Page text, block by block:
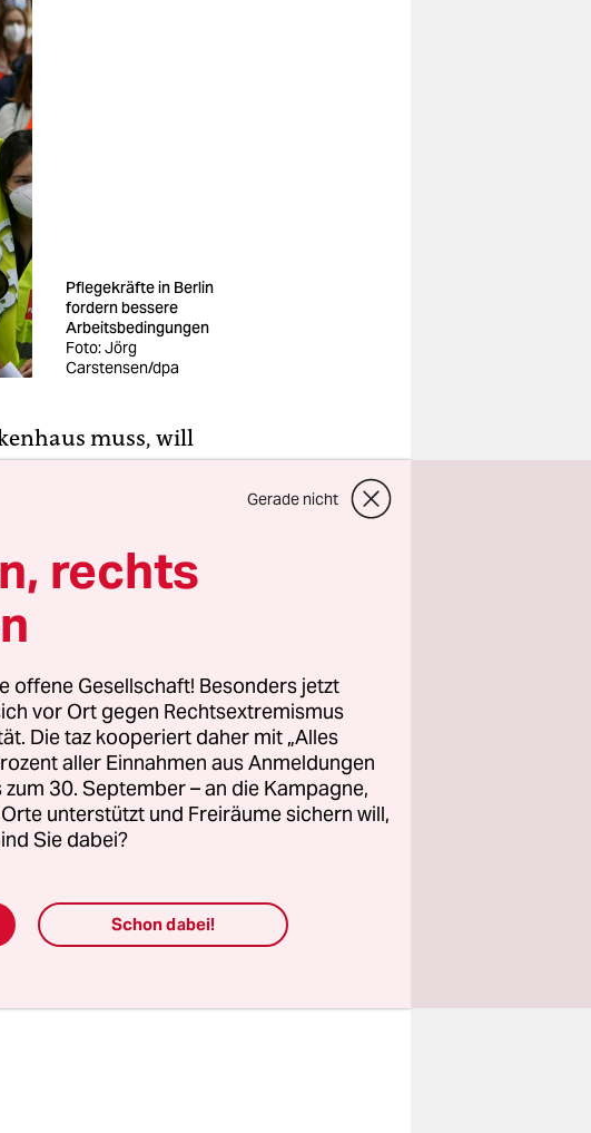
Pflegekräfte in Berlin
fordern bessere
Arbeitsbedingungen
Foto: Jörg
Carstensen/dpa
muss, will
eingehen
zu essen,
können. Doch
in Ruhe zu
­Arbeit so
Es streikten
in den
Gerade nicht
rechts
offene Gesellschaft! Besonders jetzt
vor Ort gegen Rechtsextremismus
Die taz kooperiert daher mit „Alles
aller Einnahmen aus Anmeldungen
zum 30. September – an die Kampagne,
unterstützt und Freiräume sichern will,
Sie dabei?
Schon dabei!